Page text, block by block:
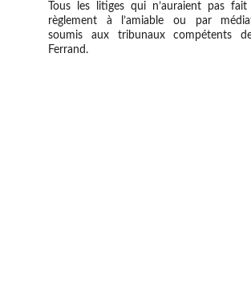
Tous les litiges qui n’auraient pas fait
règlement à l’amiable ou par
soumis aux tribunaux compétents
Ferrand.